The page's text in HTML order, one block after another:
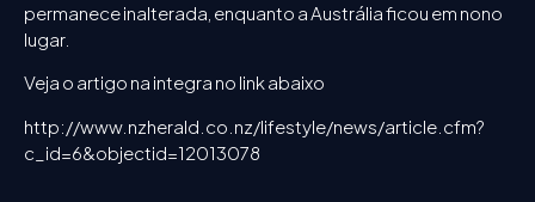
permanece inalterada, enquanto a Austrália ficou em nono
lugar.
Veja o artigo na integra no link abaixo
http://www.nzherald.co.nz/lifestyle/news/article.cfm?
c_id=6&objectid=12013078